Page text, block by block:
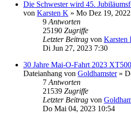
Die Schwester wird 45.
von Karsten K » Mo Dez 19,
9 Antworten
25190 Zugriffe
Letzter Beitrag von Karsten
Di Jun 27, 2023 7:30
30 Jahre Mai-O-Fahrt 2023
Dateianhang von Goldhamster»
7 Antworten
21539 Zugriffe
Letzter Beitrag von
Do Mai 04, 2023 10:54